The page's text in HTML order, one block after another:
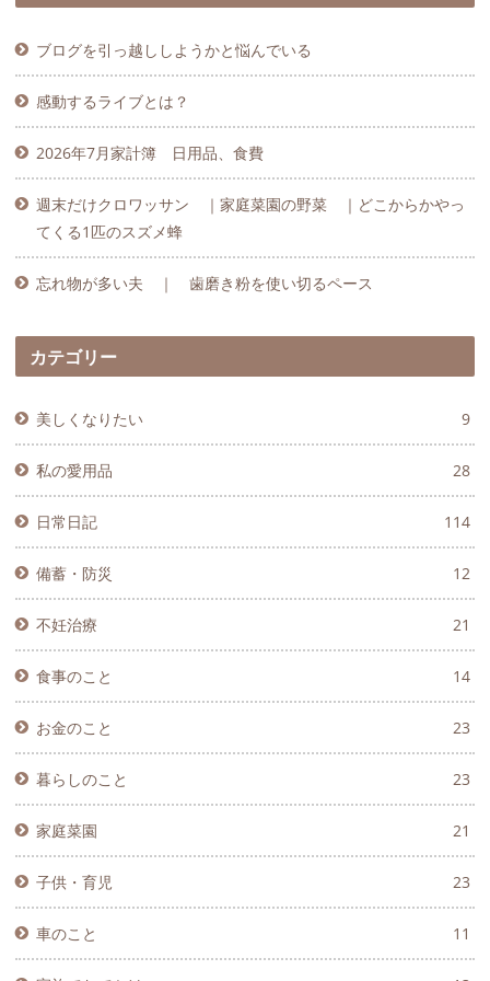
ブログを引っ越ししようかと悩んでいる
感動するライブとは？
2026年7月家計簿 日用品、食費
週末だけクロワッサン ｜家庭菜園の野菜 ｜どこからかやっ
てくる1匹のスズメ蜂
忘れ物が多い夫 ｜ 歯磨き粉を使い切るペース
カテゴリー
美しくなりたい 9
私の愛用品 28
日常日記 114
備蓄・防災 12
不妊治療 21
食事のこと 14
お金のこと 23
暮らしのこと 23
家庭菜園 21
子供・育児 23
車のこと 11